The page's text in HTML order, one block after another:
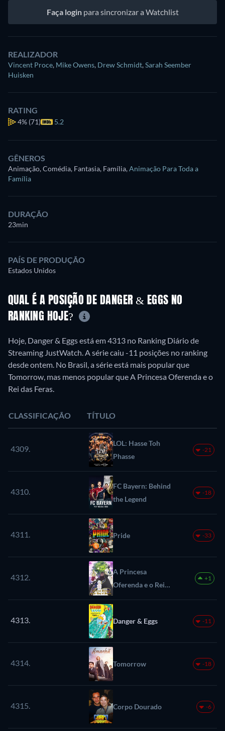
Faça loginpara sincronizar a Watchlist
REALIZADOR
Vincent Proce, Mike Owens, Drew Schmidt,Sarah Seember
Huisken
RATING
4% (71) 5.2
GÊNEROS
Animação, Comédia, Fantasia, Família,Animação Para Toda a
Família
DURAÇÃO
23min
PAÍS DE PRODUÇÃO
Estados Unidos
QUAL É A POSIÇÃO DE DANGER & EGGS NO
RANKING HOJE?
Hoje, Danger & Eggs está em 4313 no Ranking Diário de
Streaming JustWatch. A série caiu -11 posições no ranking
desde ontem. No Brasil, a série está mais popular que
Tomorrow, mas menos popular que A Princesa Oferenda e o
Rei das Feras.
CLASSIFICAÇÃO TÍTULO
4309.
LOL: Hasse Toh
Phasse
-21
4310.
FC Bayern: Behind
the Legend
-18
4311. Pride -33
4312.
A Princesa
Oferenda e o Rei
das Feras
+1
4313. Danger & Eggs -11
4314. Tomorrow -18
4315. Corpo Dourado -6